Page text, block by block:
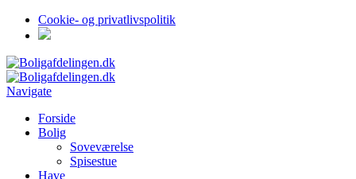
Cookie- og privatlivspolitik
Navigate
Forside
Bolig
Soveværelse
Spisestue
Have